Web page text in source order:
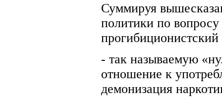
Суммируя
политики по
- так называемую
отношение к
демонизация